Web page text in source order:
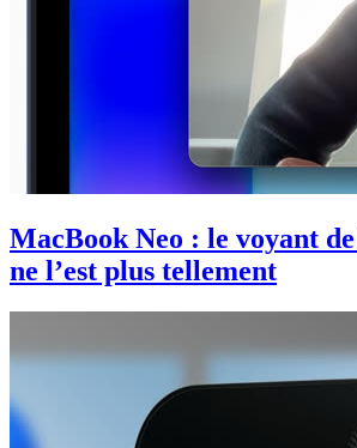
MacBook Neo : le voyant
ne l’est plus tellement